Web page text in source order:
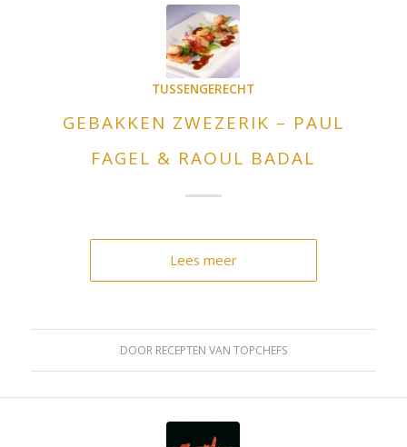
TUSSENGERECHT
GEBAKKEN ZWEZERIK – PAUL
FAGEL & RAOUL BADAL
Lees meer
DOOR RECEPTEN VAN TOPCHEFS